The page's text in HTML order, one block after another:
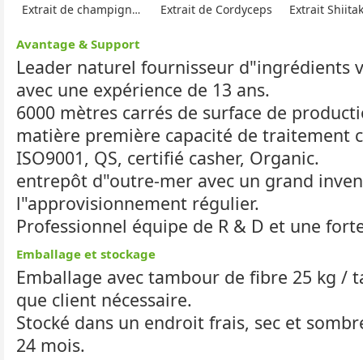
Extrait de champignon Reishi Extrait de Cordyceps Extrait Shiitake
Avantage & Support
Leader naturel fournisseur d"ingrédients
avec une expérience de 13 ans.
6000 mètres carrés de surface de
matière première capacité de traitement
ISO9001, QS, certifié casher, Organic.
entrepôt d"outre-mer avec un grand
l"approvisionnement régulier.
Professionnel équipe de R & D et une
Emballage et stockage
Emballage avec tambour de fibre 25 kg /
que client nécessaire.
Stocké dans un endroit frais, sec et
24 mois.